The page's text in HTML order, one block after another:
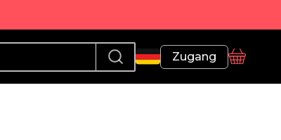
Zugang
Profil
Korb